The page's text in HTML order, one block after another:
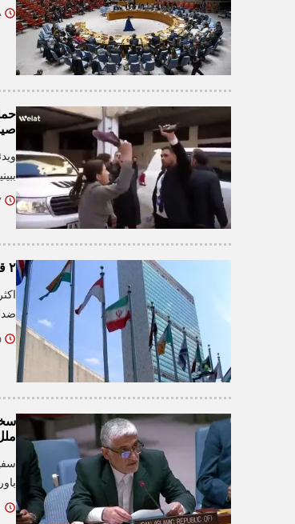
۲ قطعنامه ضد اسرائیلی در سازمان ملل تصویب شد + فیلم